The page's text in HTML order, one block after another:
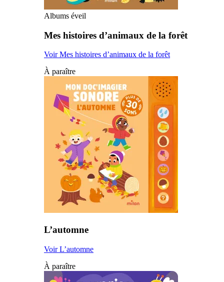
Albums éveil
Mes histoires d’animaux de la forêt
Voir Mes histoires d’animaux de la forêt
À paraître
L’automne
Voir L’automne
À paraître